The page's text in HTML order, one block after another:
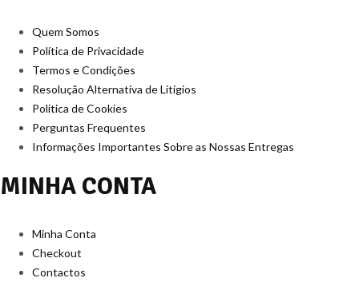
Quem Somos
Política de Privacidade
Termos e Condições
Resolução Alternativa de Litígios
Politica de Cookies
Perguntas Frequentes
Informações Importantes Sobre as Nossas Entregas
MINHA CONTA
Minha Conta
Checkout
Contactos